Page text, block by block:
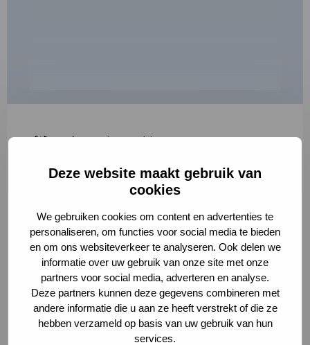
Deze website maakt gebruik van
cookies
We gebruiken cookies om content en advertenties te
personaliseren, om functies voor social media te bieden
en om ons websiteverkeer te analyseren. Ook delen we
informatie over uw gebruik van onze site met onze
partners voor social media, adverteren en analyse.
Deze partners kunnen deze gegevens combineren met
andere informatie die u aan ze heeft verstrekt of die ze
hebben verzameld op basis van uw gebruik van hun
services.
"*" geeft vereiste velden aan
2
Volledige omschrijving*